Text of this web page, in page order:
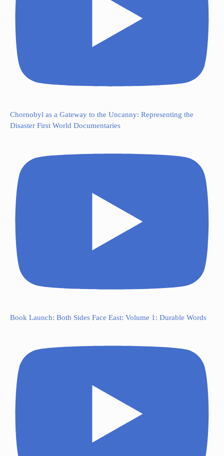
Chornobyl as a Gateway to the Uncanny: Representing the
Disaster First World Documentaries
Book Launch: Both Sides Face East: Volume 1: Durable Words